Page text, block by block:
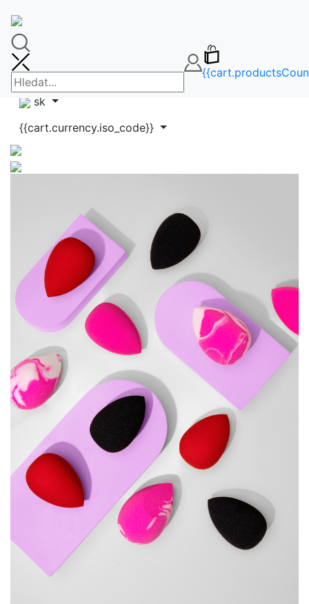
FAQ
info@makeupbag.sk
Kontakt
Instagram
sk
{{cart.currency.iso_code}}